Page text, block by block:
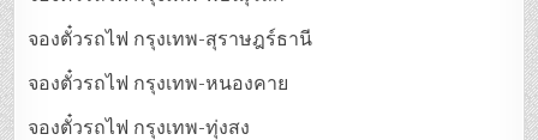
จองตั๋วรถไฟ กรุงเทพ-สุราษฎร์ธานี
จองตั๋วรถไฟ กรุงเทพ-หนองคาย
จองตั๋วรถไฟ กรุงเทพ-ทุ่งสง